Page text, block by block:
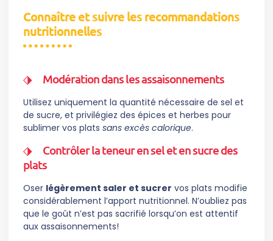
Connaître et suivre les recommandations
nutritionnelles
Modération dans les assaisonnements
Utilisez uniquement la quantité nécessaire de sel et
de sucre, et privilégiez des épices et herbes pour
sublimer vos plats sans excès calorique.
Contrôler la teneur en sel et en sucre des
plats
Oser légèrement saler et sucrer vos plats modifie
considérablement l’apport nutritionnel. N’oubliez pas
que le goût n’est pas sacrifié lorsqu’on est attentif
aux assaisonnements!